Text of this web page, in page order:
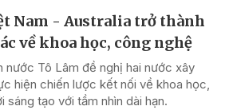
Nam - Australia trở thành
về khoa học, công nghệ
nước Tô Lâm đề nghị hai nước xây
hiện chiến lược kết nối về khoa học,
sáng tạo với tầm nhìn dài hạn.